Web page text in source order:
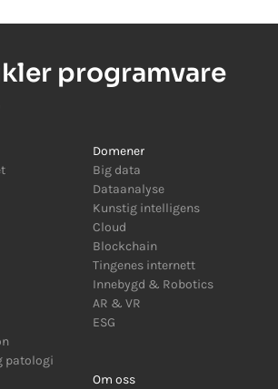
programvare
patologi
Domener
Big data
Dataanalyse
Kunstig intelligens
Cloud
Blockchain
Tingenes internett
Innebygd & Robotics
AR & VR
ESG
Om oss